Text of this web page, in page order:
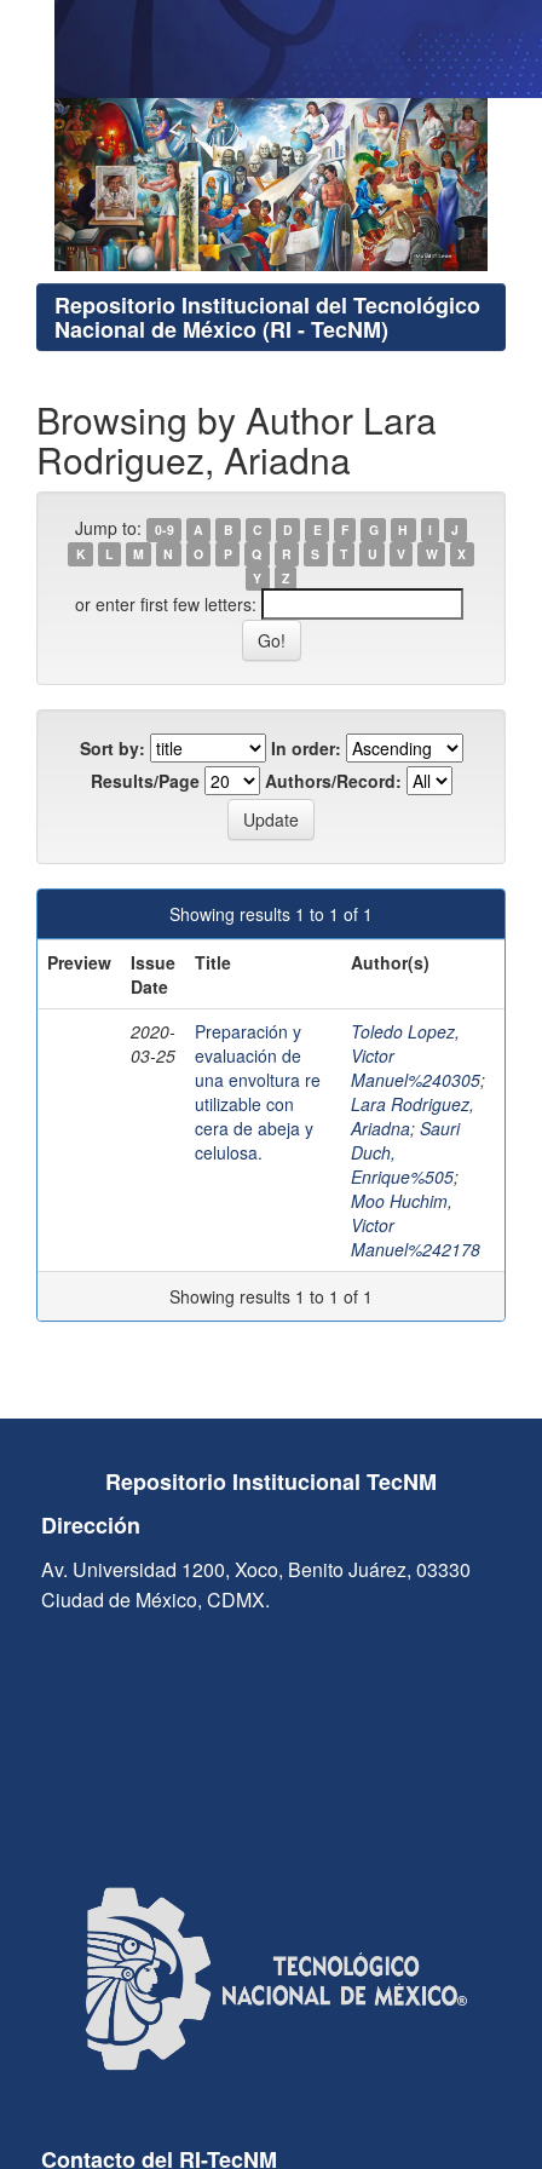
Repositorio Institucional del Tecnológico
Nacional de México (RI - TecNM)
Browsing by Author Lara
Rodriguez, Ariadna
Jump to: 0-9 A B C D E F G H I
J
K
L M N O P Q R S T U V W
X
Y
Z
or enter first few letters:
Sort by:
In order:
Results/Page
Authors/Record:
Showing results 1 to 1 of 1
Preview
Issue
Date
Title Author(s)
2020-
03-25
Preparación y
evaluación de
una envoltura re
utilizable con
cera de abeja y
celulosa.
Toledo Lopez,
Victor
Manuel%240305;
Lara Rodriguez,
Ariadna; Sauri
Duch,
Enrique%505;
Moo Huchim,
Victor
Manuel%242178
Showing results 1 to 1 of 1
Repositorio Institucional TecNM
Dirección
Av. Universidad 1200, Xoco, Benito Juárez, 03330
Ciudad de México, CDMX.
Contacto del RI-TecNM